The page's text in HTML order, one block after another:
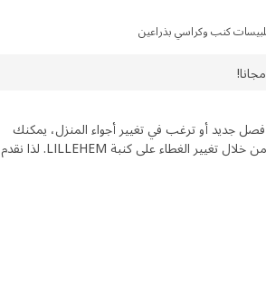
كنب وكراسي بذراعين
أو ترغب في تغيير أجواء المنزل، يمكنك
تجديد مظهر الغرفة بسهولة من خلال تغيير الغطاء على كنبة LILLEHEM. لذا نقدم